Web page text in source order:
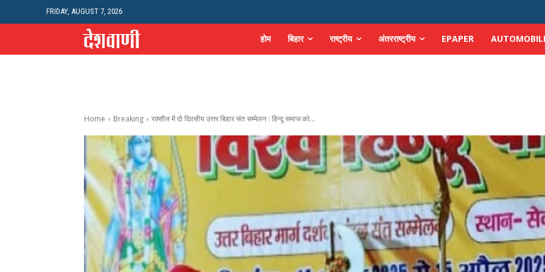
FRIDAY, AUGUST 7, 2026
होम बिहार राष्ट्रीय अंतरराष्ट्रीय EPAPER
Home Breaking रक्सौल में दो दिवसीय उत्तर बिहार संत सम्मेलन : हिन्दू समाज को...